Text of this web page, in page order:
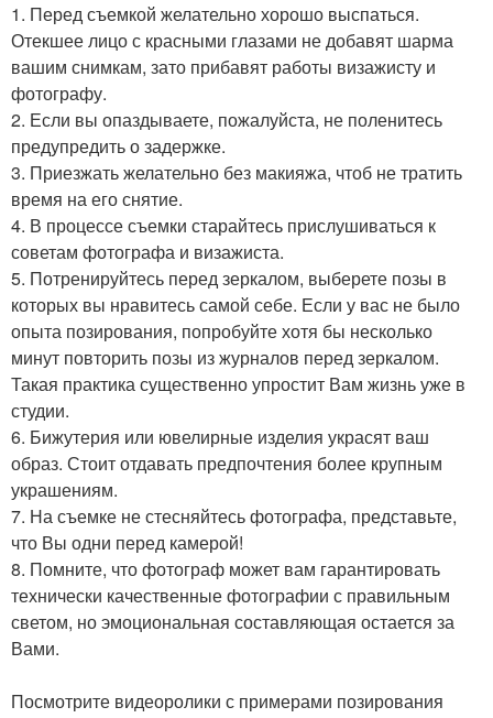
1. Перед съемкой желательно хорошо выспаться.
Отекшее лицо с красными глазами не добавят шарма
вашим снимкам, зато прибавят работы визажисту и
фотографу.
2. Если вы опаздываете, пожалуйста, не поленитесь
предупредить о задержке.
3. Приезжать желательно без макияжа, чтоб не тратить
время на его снятие.
4. В процессе съемки старайтесь прислушиваться к
советам фотографа и визажиста.
5. Потренируйтесь перед зеркалом, выберете позы в
которых вы нравитесь самой себе. Если у вас не было
опыта позирования, попробуйте хотя бы несколько
минут повторить позы из журналов перед зеркалом.
Такая практика существенно упростит Вам жизнь уже в
студии.
6. Бижутерия или ювелирные изделия украсят ваш
образ. Стоит отдавать предпочтения более крупным
украшениям.
7. На съемке не стесняйтесь фотографа, представьте,
что Вы одни перед камерой!
8. Помните, что фотограф может вам гарантировать
технически качественные фотографии с правильным
светом, но эмоциональная составляющая остается за
Вами.
Посмотрите видеоролики с примерами позирования